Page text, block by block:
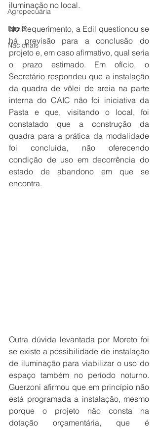
Agropecuária
Igreja
Nacionais
iluminação no local.
No Requerimento, a Edil questionou se
há previsão para a conclusão do
projeto e, em caso afirmativo, qual seria
o prazo estimado. Em ofício, o
Secretário respondeu que a instalação
da quadra de vôlei de areia na parte
interna do CAIC não foi iniciativa da
Pasta e que, visitando o local, foi
constatado que a construção da
quadra para a prática da modalidade
foi concluída, não oferecendo
condição de uso em decorrência do
estado de abandono em que se
encontra.
Outra dúvida levantada por Moreto foi
se existe a possibilidade de instalação
de iluminação para viabilizar o uso do
espaço também no período noturno.
Guerzoni afirmou que em princípio não
está programada a instalação, mesmo
porque o projeto não consta na
dotação orçamentária, que é